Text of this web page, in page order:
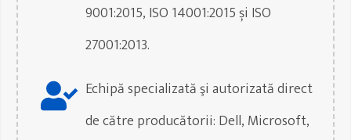
9001:2015, ISO 14001:2015 și ISO
27001:2013.
Echipă specializată şi autorizată direct
de către producătorii: Dell, Microsoft,